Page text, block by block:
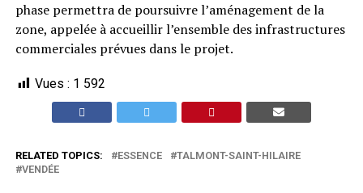
phase permettra de poursuivre l’aménagement de la
zone, appelée à accueillir l’ensemble des infrastructures
commerciales prévues dans le projet.
Vues : 1 592
RELATED TOPICS: ESSENCE
TALMONT-SAINT-HILAIRE
VENDÉE